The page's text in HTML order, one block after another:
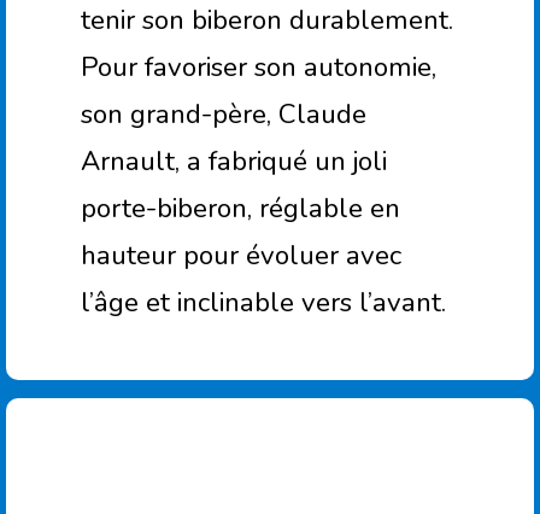
tenir son biberon durablement.
Pour favoriser son autonomie,
son grand-père, Claude
Arnault, a fabriqué un joli
porte-biberon, réglable en
hauteur pour évoluer avec
l’âge et inclinable vers l’avant.